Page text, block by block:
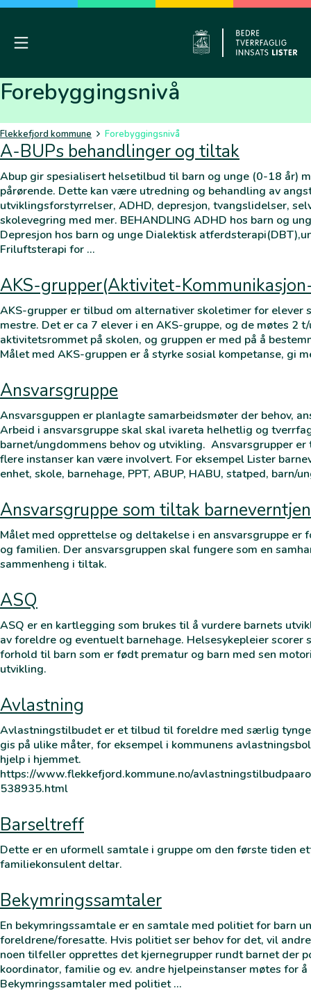
Skip
contentMobile Menu
Forebyggingsnivå
Flekkefjord kommune Forebyggingsnivå
A-BUPs behandlinger og tiltak
Abup gir spesialisert helsetilbud til barn og unge (0-18 år)
pårørende. Dette kan være utredning og behandling av
utviklingsforstyrrelser, ADHD, depresjon, tvangslidelser,
skolevegring med mer. BEHANDLING ADHD hos barn og
Depresjon hos barn og unge Dialektisk
Friluftsterapi for …
AKS-grupper(Aktivitet-
AKS-grupper er tilbud om alternativer skoletimer for elever
mestre. Det er ca 7 elever i en AKS-gruppe, og de møtes 2
aktivitetsrommet på skolen, og gruppen er med på å
Målet med AKS-gruppen er å styrke sosial kompetanse, gi
Ansvarsgruppe
Ansvarsguppen er planlagte samarbeidsmøter der behov,
Arbeid i ansvarsgruppe skal skal ivareta helhetlig og
barnet/ungdommens behov og utvikling. Ansvarsgrupper
flere instanser kan være involvert. For eksempel Lister
enhet, skole, barnehage, PPT, ABUP, HABU, statped, barn/
Ansvarsgruppe som tiltak
Målet med opprettelse og deltakelse i en ansvarsgruppe er
og familien. Der ansvarsgruppen skal fungere som en
sammenheng i tiltak.
ASQ
ASQ er en kartlegging som brukes til å vurdere barnets
av foreldre og eventuelt barnehage. Helsesykepleier scorer
forhold til barn som er født prematur og barn med sen
utvikling.
Avlastning
Avlastningstilbudet er et tilbud til foreldre med særlig
gis på ulike måter, for eksempel i kommunens
hjelp i hjemmet.
https://www.flekkefjord.kommune.no/
538935.html
Barseltreff
Dette er en uformell samtale i gruppe om den første tiden
familiekonsulent deltar.
Bekymringssamtaler
En bekymringssamtale er en samtale med politiet for barn
foreldrene/foresatte. Hvis politiet ser behov for det, vil
noen tilfeller opprettes det kjernegrupper rundt barnet der
koordinator, familie og ev. andre hjelpeinstanser møtes for
Bekymringssamtaler med politiet …